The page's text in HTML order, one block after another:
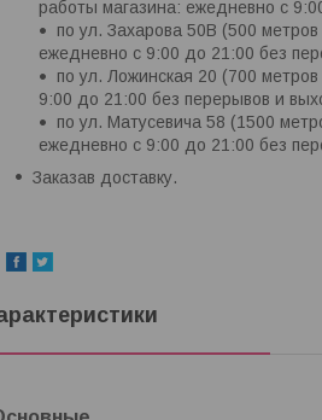
работы магазина: ежедневно с
по ул. Захарова 50В (500
ежедневно с 9:00 до 21:00 без
по ул. Ложинская 20 (700
9:00 до 21:00 без перерывов и
по ул. Матусевича 58 (1500
ежедневно с 9:00 до 21:00 без
Заказав доставку.